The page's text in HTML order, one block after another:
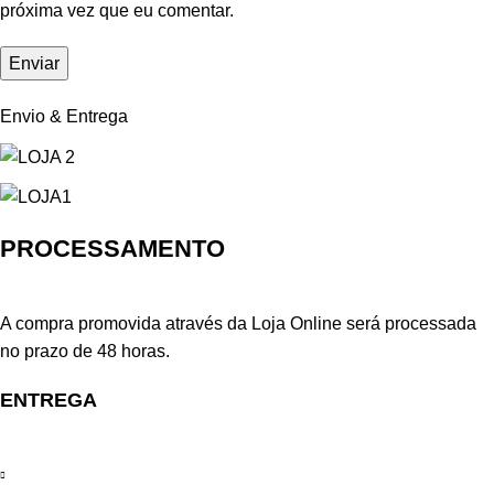
próxima vez que eu comentar.
Envio & Entrega
PROCESSAMENTO
A compra promovida através da Loja Online será processada
no prazo de 48 horas.
ENTREGA